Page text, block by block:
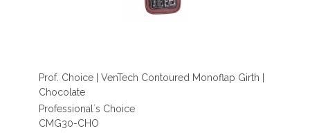
Prof. Choice | VenTech Contoured Monoflap Girth |
Chocolate
Professional´s Choice
CMG30-CHO